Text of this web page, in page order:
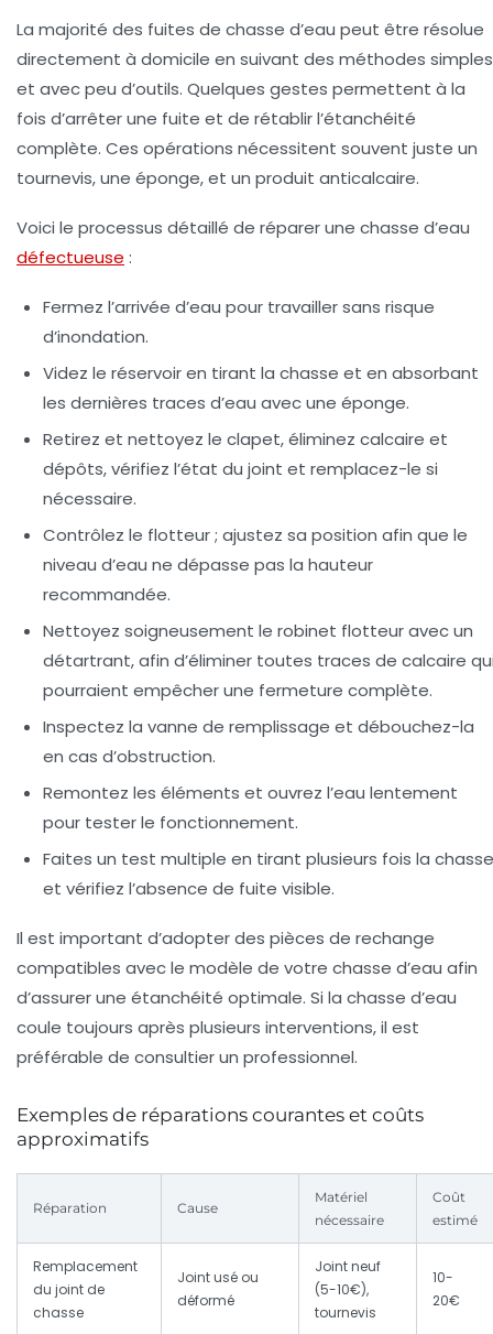
La majorité des fuites de chasse d’eau peut être résolue
directement à domicile en suivant des méthodes simples
et avec peu d’outils. Quelques gestes permettent à la
fois d’arrêter une fuite et de rétablir l’étanchéité
complète. Ces opérations nécessitent souvent juste un
tournevis, une éponge, et un produit anticalcaire.
Voici le processus détaillé de réparer une chasse d’eau
défectueuse :
Fermez l’arrivée d’eau pour travailler sans risque
d’inondation.
Videz le réservoiren tirant la chasse et en absorbant
les dernières traces d’eau avec une éponge.
Retirez et nettoyez le clapet, éliminez calcaire et
dépôts, vérifiez l’état du joint et remplacez-le si
nécessaire.
Contrôlez le flotteur; ajustez sa position afin que le
niveau d’eau ne dépasse pas la hauteur
recommandée.
Nettoyez soigneusement le robinet flotteuravec un
détartrant, afin d’éliminer toutes traces de calcaire
pourraient empêcher une fermeture complète.
Inspectez la vanne de remplissage et débouchez-la
en cas d’obstruction.
Remontez les éléments et ouvrez l’eau lentement
pour tester le fonctionnement.
Faites un test multiple en tirant plusieurs fois la chasse
et vérifiez l’absence de fuite visible.
Il est important d’adopter des pièces de rechange
compatibles avec le modèle de votre chasse d’eau afin
d’assurer une étanchéité optimale. Si la chasse d’eau
coule toujours après plusieurs interventions, il est
préférable de consultier un professionnel.
Exemples de réparations courantes et coûts
approximatifs
Réparation Cause
Matériel
nécessaire
Coût
estimé
Remplacement
du joint de
chasse
Joint usé ou
déformé
Joint neuf
(5-10€),
tournevis
10-
20€